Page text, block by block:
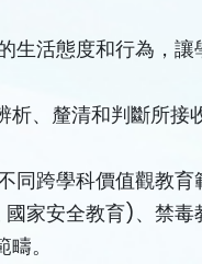
生活態度和行為，
、釐清和判斷所
同跨學科價值觀教
家安全教育)、禁
。